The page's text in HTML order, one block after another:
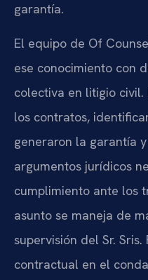
garantía.
El equipo de Of
ese conocimiento con
colectiva en litigio civil.
los contratos,
generaron la garantía
argumentos jurídicos
cumplimiento ante los
asunto se maneja de
supervisión del Sr.
contractual en el